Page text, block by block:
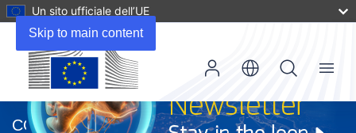
Skip to main content
Un sito ufficiale dell’UE
apre
CORDIS
Menu